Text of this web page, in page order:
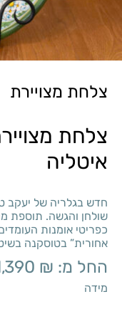
צלחת מצויירת
צלחת
איטליה
חדש בגלריה של יעקב
שולחן והגשה. תוספת
כפריטי אומנות
אחורית” בטוסקנה
החל מ: ₪
מידה